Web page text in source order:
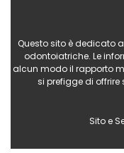
Questo sito è dedicato
odontoiatriche. Le
alcun modo il rapporto
si prefigge di
Sito e